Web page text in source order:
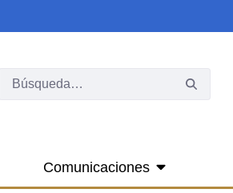
Comunicaciones